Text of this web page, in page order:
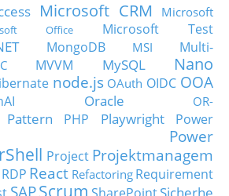
Microsoft CRM
Microsoft
Office
Microsoft Test
MongoDB MSI
Multi-
MVVM MySQL
Nano
node.js OAuth OIDC OOA
Oracle
OR-
Pattern PHP Playwright
Power
Power
Project Projektmanagem
RDP React Refactoring Requirement
SAPScrum